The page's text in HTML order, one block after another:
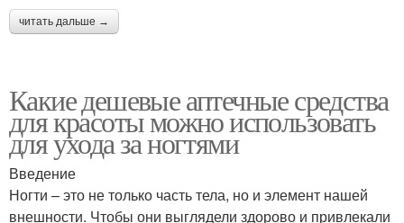
читать дальше →
Какие дешевые аптечные средства
для красоты можно использовать
для ухода за ногтями
Введение
Ногти – это не только часть тела, но и элемент нашей
внешности. Чтобы они выглядели здорово и привлекали